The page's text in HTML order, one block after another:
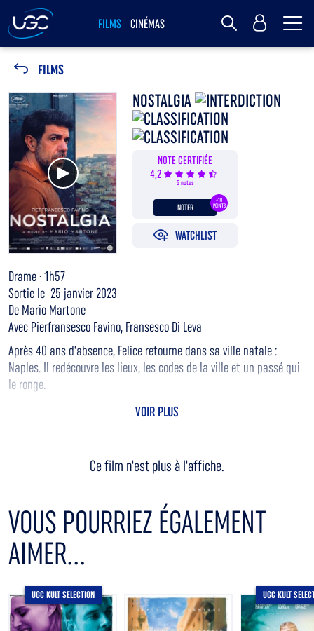
FILMS CINÉMAS MY UGC
FILMS
Voir la bande annonce
NOSTALGIA
NOTE CERTIFIÉE
4,2
5 notes
+10
POINTS
NOTER
WATCHLIST
Drame · 1h57
Sortie le 25 janvier 2023
De Mario Martone
Avec Pierfransesco Favino, Fransesco Di Leva
Après 40 ans d'absence, Felice retourne dans sa ville natale :
Naples. Il redécouvre les lieux, les codes de la ville et un passé qui
le ronge.
VOIR PLUS
Ce film n'est plus à l'affiche.
VOUS POURRIEZ ÉGALEMENT
AIMER...
UGC KULT SELECTION UGC KULT